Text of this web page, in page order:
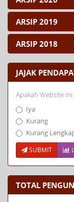
ARSIP 2019
ARSIP 2018
JAJAK
Apakah Website
Iya
Kurang
Kurang
SUBMIT
TOTAL